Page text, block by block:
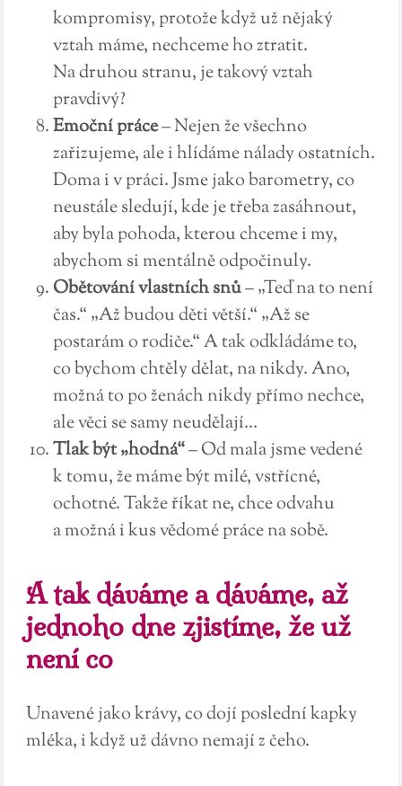
kompromisy, protože když už nějaký
vztah máme, nechceme ho ztratit.
Na druhou stranu, je takový vztah
pravdivý?
Emoční práce– Nejen že všechno
zařizujeme, ale i hlídáme nálady ostatních.
Doma i v práci. Jsme jako barometry, co
neustále sledují, kde je třeba zasáhnout,
aby byla pohoda, kterou chceme i my,
abychom si mentálně odpočinuly.
Obětování vlastních snů– „Teď na to není
čas.“ „Až budou děti větší.“ „Až se
postarám o rodiče.“ A tak odkládáme to,
co bychom chtěly dělat, na nikdy. Ano,
možná to po ženách nikdy přímo nechce,
ale věci se samy neudělají…
Tlak být „hodná“– Od mala jsme vedené
k tomu, že máme být milé, vstřícné,
ochotné. Takže říkat ne, chce odvahu
a možná i kus vědomé práce na sobě.
A tak dáváme a dáváme, až
jednoho dne zjistíme, že už
není co
Unavené jako krávy, co dojí poslední kapky
mléka, i když už dávno nemají z čeho.